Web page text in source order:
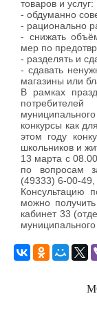
товаров и услуг:
- обдуманно
- рационально
- снижать
мер по
- разделять и
- сдавать
магазины или
В рамках
конкурсы как
этом году
школьников и
13 марта с
по вопросам
(49333) 6-00-
Консультацию
можно
кабинет 33